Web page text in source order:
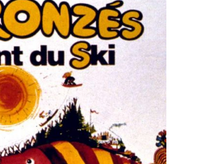
puis-je
aider ?
WITH ME